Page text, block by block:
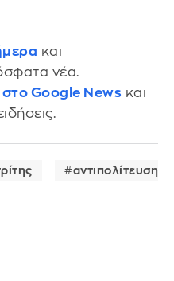
και
νέα.
Google News και
αντιπολίτευση